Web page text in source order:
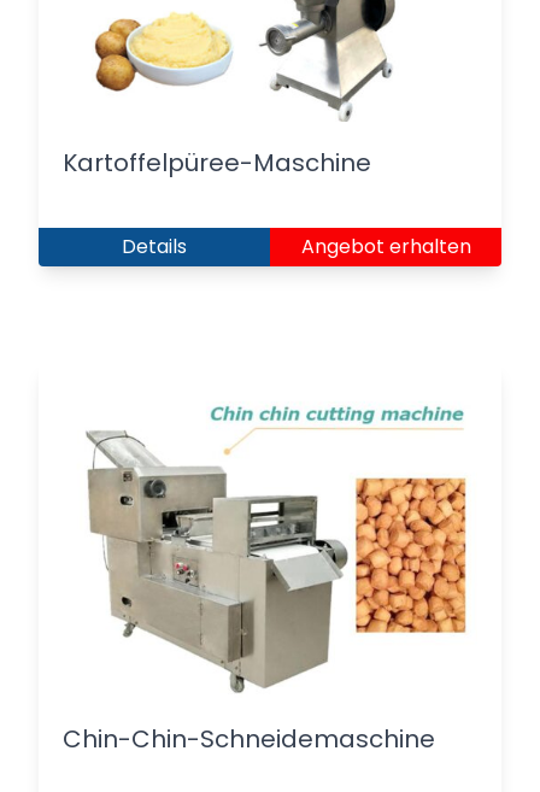
Kartoffelpüree-Maschine
Details Angebot erhalten
Chin-Chin-Schneidemaschine